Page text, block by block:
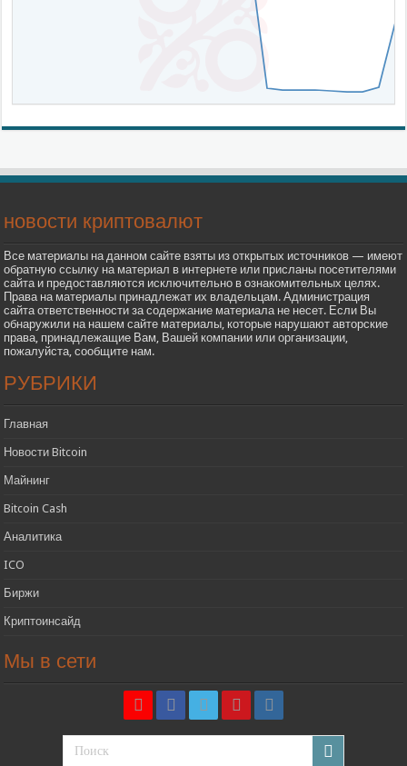
новости криптовалют
Все материалы на данном сайте взяты из открытых источников — имеют
обратную ссылку на материал в интернете или присланы посетителями
сайта и предоставляются исключительно в ознакомительных целях.
Права на материалы принадлежат их владельцам. Администрация
сайта ответственности за содержание материала не несет. Если Вы
обнаружили на нашем сайте материалы, которые нарушают авторские
права, принадлежащие Вам, Вашей компании или организации,
пожалуйста, сообщите нам.
РУБРИКИ
Главная
Новости Bitcoin
Майнинг
Bitcoin Cash
Аналитика
ICO
Биржи
Криптоинсайд
Мы в сети